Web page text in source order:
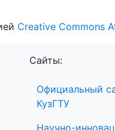
Creative Commons
Сайты:
Официальный
КузГТУ